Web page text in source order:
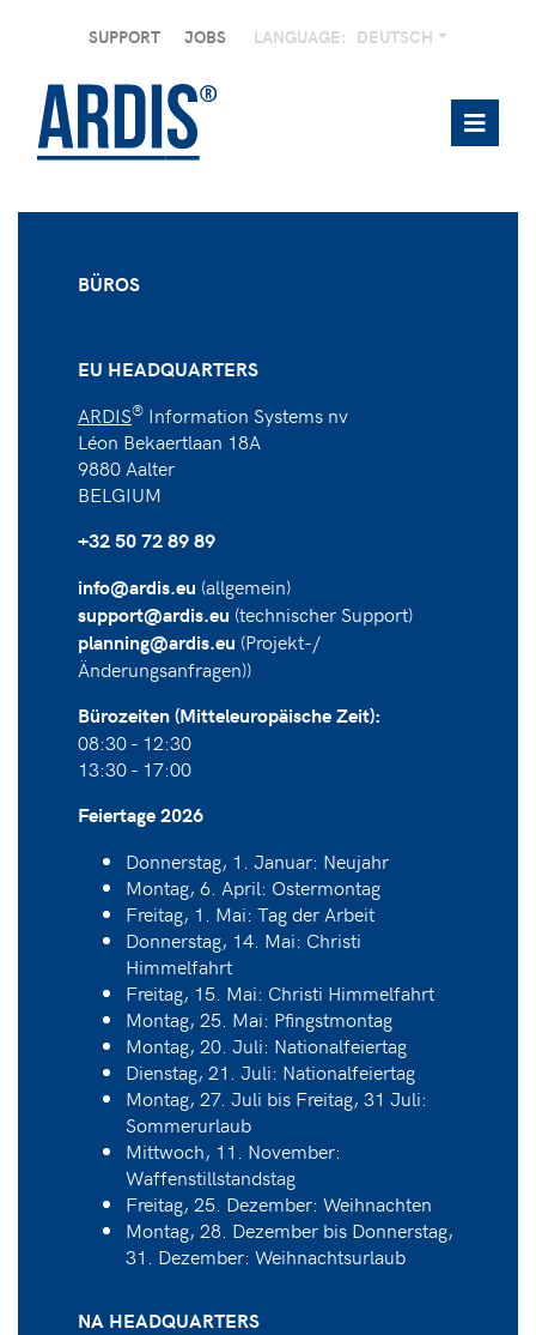
SUPPORT JOBS LANGUAGE: DEUTSCH
BÜROS
EU HEADQUARTERS
ARDIS® Information Systems nv
Léon Bekaertlaan 18A
9880 Aalter
BELGIUM
+32 50 72 89 89
info@ardis.eu (allgemein)
support@ardis.eu (technischer Support)
planning@ardis.eu (Projekt-/
Änderungsanfragen))
Bürozeiten (Mitteleuropäische Zeit):
08:30 - 12:30
13:30 - 17:00
Feiertage 2026
Donnerstag, 1. Januar: Neujahr
Montag, 6. April: Ostermontag
Freitag, 1. Mai: Tag der Arbeit
Donnerstag, 14. Mai: Christi
Himmelfahrt
Freitag, 15. Mai: Christi Himmelfahrt
Montag, 25. Mai: Pfingstmontag
Montag, 20. Juli: Nationalfeiertag
Dienstag, 21. Juli: Nationalfeiertag
Montag, 27. Juli bis Freitag, 31 Juli:
Sommerurlaub
Mittwoch, 11. November:
Waffenstillstandstag
Freitag, 25. Dezember: Weihnachten
Montag, 28. Dezember bis Donnerstag,
31. Dezember: Weihnachtsurlaub
NA HEADQUARTERS